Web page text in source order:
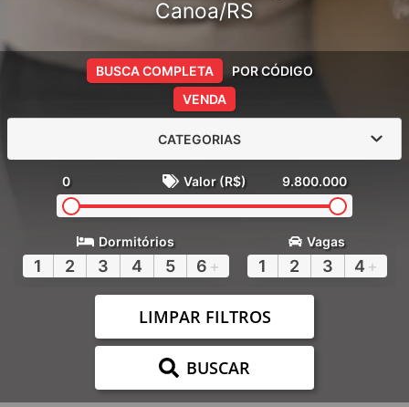
Canoa/RS
VENDA
BUSCA COMPLETA POR CÓDIGO
CATEGORIAS
0 Valor (R$) 9.800.000
Dormitórios
1 2 3 4 5 6 +
Vagas
1 2 3 4 +
LIMPAR FILTROS
BUSCAR